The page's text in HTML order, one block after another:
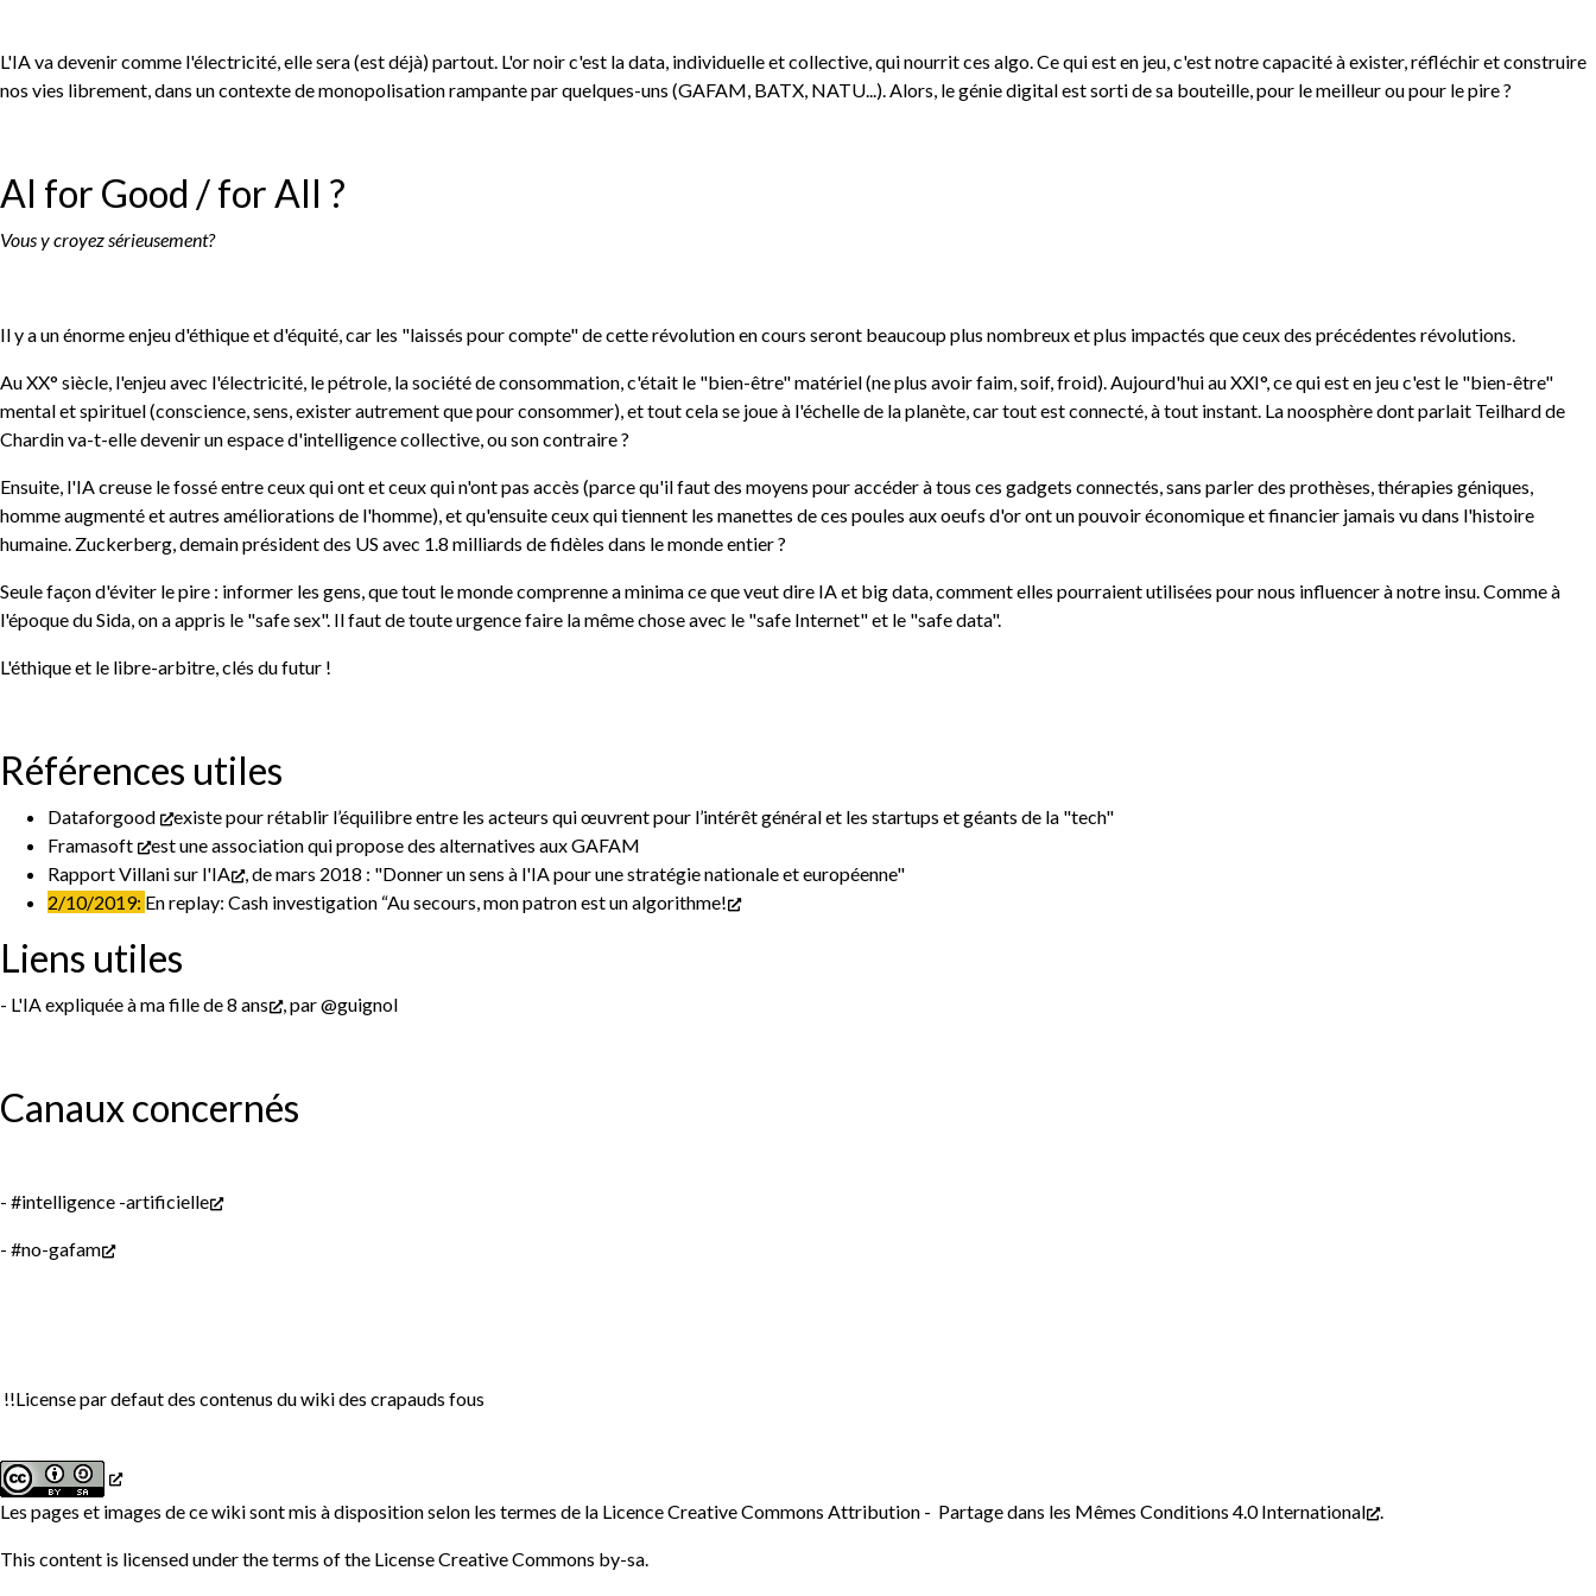
L'IA va devenir comme l'électricité, elle sera (est déjà) partout. L'or noir c'est la data, individuelle et collective, qui nourrit ces algo. Ce qui est en jeu, c'est notre capacité à exister, réfléchir et construire
nos vies librement, dans un contexte de monopolisation rampante par quelques-uns (GAFAM, BATX, NATU...). Alors, le génie digital est sorti de sa bouteille, pour le meilleur ou pour le pire ?
AI for Good / for All ?
Vous y croyez sérieusement?
Il y a un énorme enjeu d'éthique et d'équité, car les "laissés pour compte" de cette révolution en cours seront beaucoup plus nombreux et plus impactés que ceux des précédentes révolutions.
Au XX° siècle, l'enjeu avec l'électricité, le pétrole, la société de consommation, c'était le "bien-être" matériel (ne plus avoir faim, soif, froid). Aujourd'hui au XXI°, ce qui est en jeu c'est le "bien-être"
mental et spirituel (conscience, sens, exister autrement que pour consommer), et tout cela se joue à l'échelle de la planète, car tout est connecté, à tout instant. La noosphère dont parlait Teilhard de
Chardin va-t-elle devenir un espace d'intelligence collective, ou son contraire ?
Ensuite, l'IA creuse le fossé entre ceux qui ont et ceux qui n'ont pas accès (parce qu'il faut des moyens pour accéder à tous ces gadgets connectés, sans parler des prothèses, thérapies géniques,
homme augmenté et autres améliorations de l'homme), et qu'ensuite ceux qui tiennent les manettes de ces poules aux oeufs d'or ont un pouvoir économique et financier jamais vu dans l'histoire
humaine. Zuckerberg, demain président des US avec 1.8 milliards de fidèles dans le monde entier ?
Seule façon d'éviter le pire : informer les gens, que tout le monde comprenne a minima ce que veut dire IA et big data, comment elles pourraient utilisées pour nous influencer à notre insu. Comme à
l'époque du Sida, on a appris le "safe sex". Il faut de toute urgence faire la même chose avec le "safe Internet" et le "safe data".
L'éthique et le libre-arbitre, clés du futur !
Références utiles
Dataforgood
existe pour rétablir l’équilibre entre les acteurs qui œuvrent pour l’intérêt général et les startups et géants de la "tech"
Framasoft
est une association qui propose des alternatives aux GAFAM
Rapport Villani sur l'IA
, de mars 2018 : "Donner un sens à l'IA pour une stratégie nationale et européenne"
2/10/2019: En replay: Cash investigation “Au secours, mon patron est un algorithme!
Liens utiles
- L'IA expliquée à ma fille de 8 ans , par @guignol
Canaux concernés
- #intelligence -artificielle
- #no-gafam
!!License par defaut des contenus du wiki des crapauds fous
Les pages et images de ce wiki sont mis à disposition selon les termes de la Licence Creative Commons Attribution - Partage dans les Mêmes Conditions 4.0 International .
This content is licensed under the terms of the License Creative Commons by-sa.